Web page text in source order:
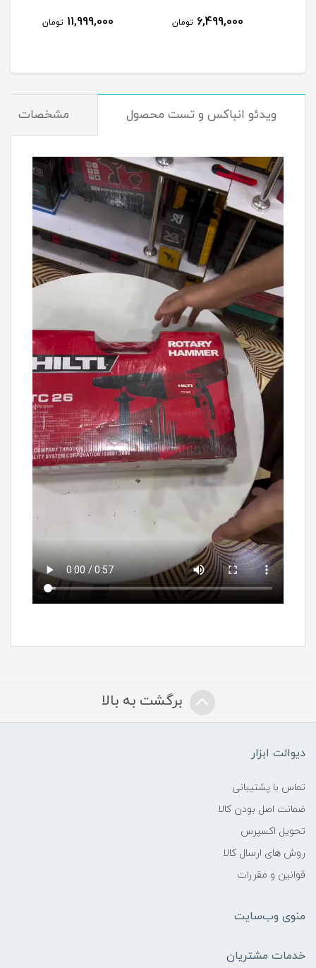
6,499,000 تومان 11,999,000 تومان
ویدئو انباکس و تست محصول مشخصات
برگشت به بالا
دیوالت ابزار
تماس با پشتیبانی
ضمانت اصل بودن کالا
تحویل اکسپرس
روش های ارسال کالا
قوانین و مقررات
منوی وب‌سایت
خدمات مشتریان